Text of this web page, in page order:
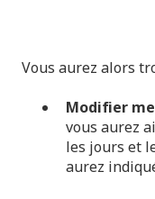
Vous aurez alors
Modifier
vous aurez
les jours et
aurez